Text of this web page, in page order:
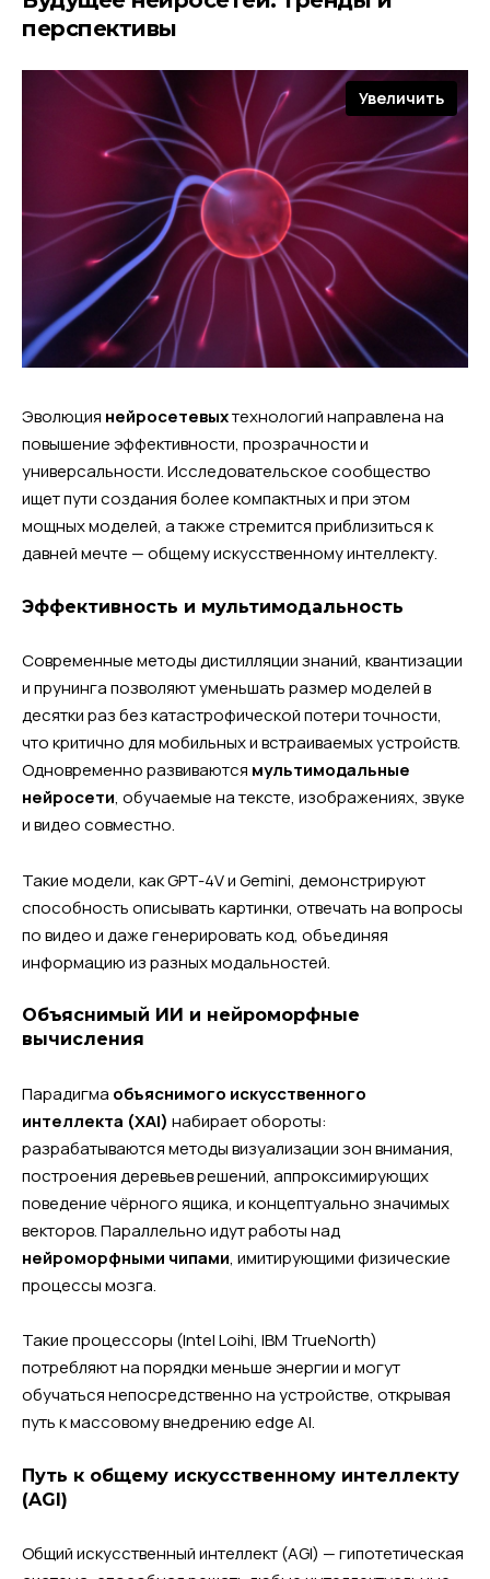
перспективы
Увеличить
Эволюция нейросетевыхтехнологий направлена на
повышение эффективности, прозрачности и
универсальности. Исследовательское сообщество
ищет пути создания более компактных и при этом
мощных моделей, а также стремится приблизиться к
давней мечте — общему искусственному интеллекту.
Эффективность и мультимодальность
Современные методы дистилляции знаний, квантизации
и прунинга позволяют уменьшать размер моделей в
десятки раз без катастрофической потери точности,
что критично для мобильных и встраиваемых устройств.
Одновременно развиваются мультимодальные
нейросети, обучаемые на тексте, изображениях, звуке
и видео совместно.
Такие модели, как GPT-4V и Gemini, демонстрируют
способность описывать картинки, отвечать на вопросы
по видео и даже генерировать код, объединяя
информацию из разных модальностей.
Объяснимый ИИ и нейроморфные
вычисления
Парадигма объяснимого искусственного
интеллекта (XAI) набирает обороты:
разрабатываются методы визуализации зон внимания,
построения деревьев решений, аппроксимирующих
поведение чёрного ящика, и концептуально значимых
векторов. Параллельно идут работы над
нейроморфными чипами, имитирующими физические
процессы мозга.
Такие процессоры (Intel Loihi, IBM TrueNorth)
потребляют на порядки меньше энергии и могут
обучаться непосредственно на устройстве, открывая
путь к массовому внедрению edge AI.
Путь к общему искусственному интеллекту
(AGI)
Общий искусственный интеллект (AGI) — гипотетическая